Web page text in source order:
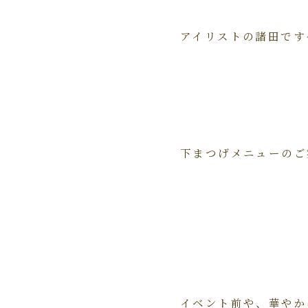
アイリストの諸田で
下まつげメニューのご
イベント前や、華やか